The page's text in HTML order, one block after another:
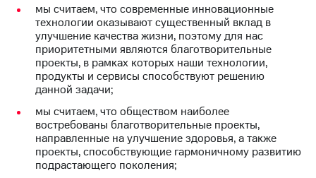
управление
Корпоративный
секретарь
Раскрытие
информации
Информация
акционерам
Документы
ПАО
"МТС"
Собрания
мы считаем, что современные инновационные
технологии оказывают существенный вклад в
улучшение качества жизни, поэтому для нас
приоритетными являются благотворительные
проекты, в рамках которых наши технологии,
продукты и сервисы способствуют решению
данной задачи;
мы считаем, что обществом наиболее
востребованы благотворительные проекты,
направленные на улучшение здоровья, а также
проекты, способствующие гармоничному развитию
подрастающего поколения;